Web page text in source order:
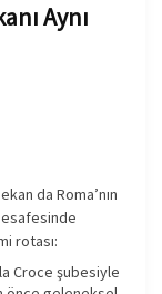
Aynı
da Roma’nın
rotası:
Croce şubesiyle